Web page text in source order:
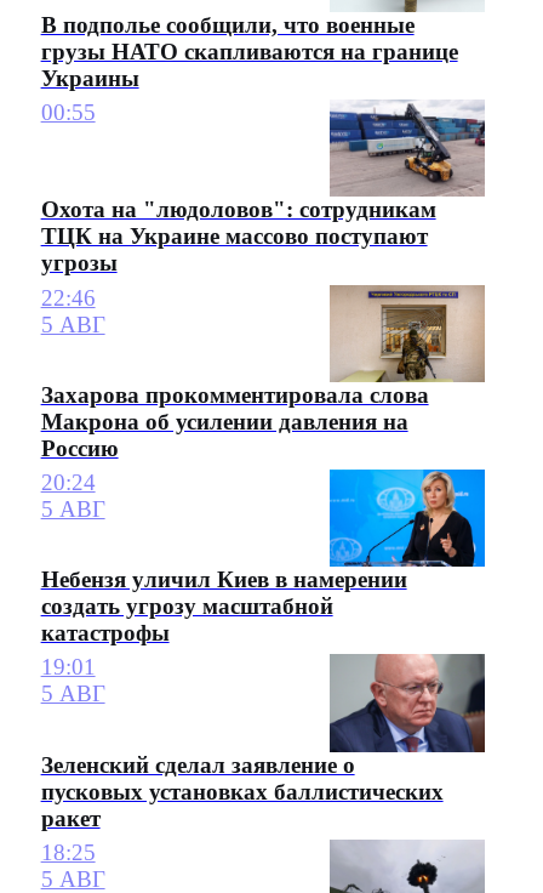
В подполье сообщили, что военные
грузы НАТО скапливаются на границе
Украины
00:55
Охота на "людоловов": сотрудникам
ТЦК на Украине массово поступают
угрозы
22:46
5 АВГ
Захарова прокомментировала слова
Макрона об усилении давления на
Россию
20:24
5 АВГ
Небензя уличил Киев в намерении
создать угрозу масштабной
катастрофы
19:01
5 АВГ
Зеленский сделал заявление о
пусковых установках баллистических
ракет
18:25
5 АВГ